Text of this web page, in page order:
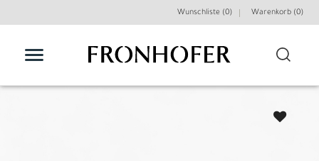
Wunschliste (0) Warenkorb (0)